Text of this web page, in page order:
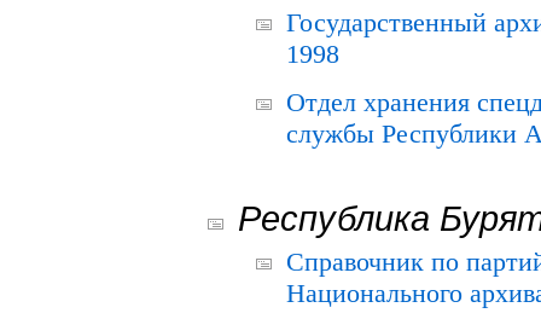
Государственный
1998
Отдел хранения
службы Республики
Республика
Справочник по
Национального